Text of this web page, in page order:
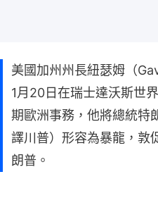
美國加州州長紐瑟姆（
1月20日在瑞士達沃斯世
期歐洲事務，他將總統特
譯川普）形容為暴龍，敦
朗普。